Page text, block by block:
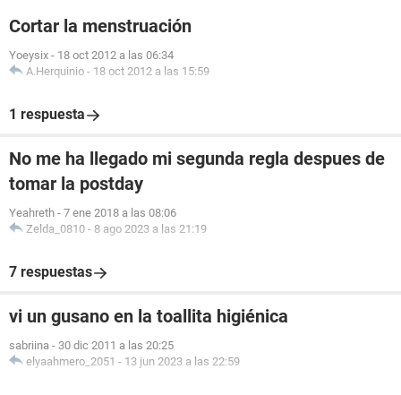
Cortar la menstruación
Yoeysix - 18 oct 2012 a las 06:34
A.Herquinio - 18 oct 2012 a las 15:59
1 respuesta
No me ha llegado mi segunda regla despues de
tomar la postday
Yeahreth - 7 ene 2018 a las 08:06
Zelda_0810 - 8 ago 2023 a las 21:19
7 respuestas
vi un gusano en la toallita higiénica
sabriina - 30 dic 2011 a las 20:25
elyaahmero_2051 - 13 jun 2023 a las 22:59